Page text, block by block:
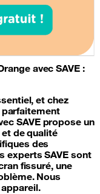
avec SAVE :
et chez
parfaitement
SAVE propose un
de qualité
des
experts SAVE sont
fissuré, une
Nous